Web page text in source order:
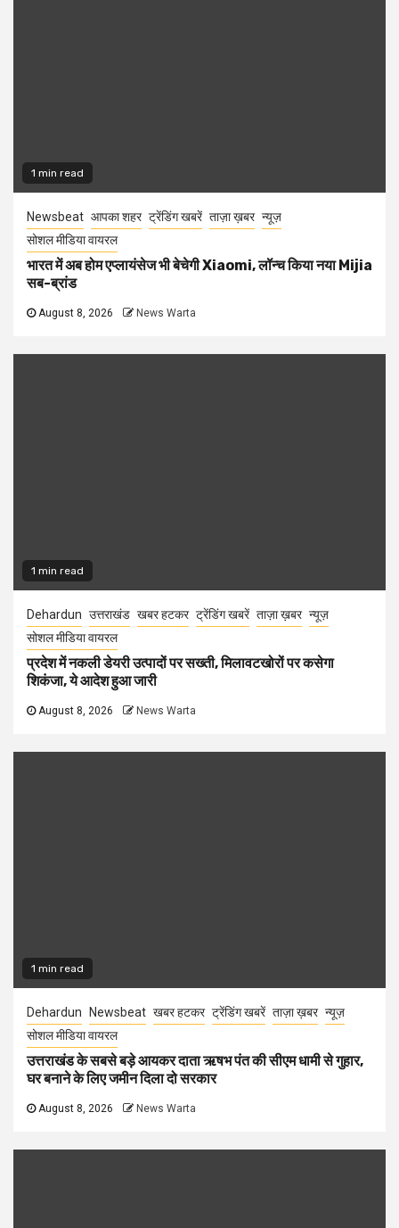
1 min read
Newsbeat आपका शहर ट्रेंडिंग खबरें ताज़ा ख़बर न्यूज़
सोशल मीडिया वायरल
भारत में अब होम एप्लायंसेज भी बेचेगी Xiaomi, लॉन्च किया नया Mijia
सब-ब्रांड
August 8, 2026 News Warta
1 min read
Dehardun उत्तराखंड खबर हटकर ट्रेंडिंग खबरें ताज़ा ख़बर न्यूज़
सोशल मीडिया वायरल
प्रदेश में नकली डेयरी उत्पादों पर सख्ती, मिलावटखोरों पर कसेगा
शिकंजा, ये आदेश हुआ जारी
August 8, 2026 News Warta
1 min read
Dehardun Newsbeat खबर हटकर ट्रेंडिंग खबरें ताज़ा ख़बर न्यूज़
सोशल मीडिया वायरल
उत्तराखंड के सबसे बड़े आयकर दाता ऋषभ पंत की सीएम धामी से गुहार,
घर बनाने के लिए जमीन दिला दो सरकार
August 8, 2026 News Warta